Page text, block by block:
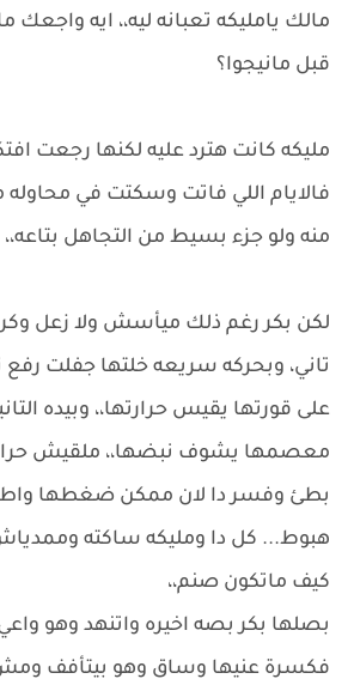
مالك يامليكه تعبانه ليه،، ايه واجعك
قبل مانيجوا؟
مليكه كانت هترد عليه لكنها رجعت
فالايام اللي فاتت وسكتت في
منه ولو جزء بسيط من التجاهل بتاعه،،
لكن بكر رغم ذلك ميأسش ولا زعل
تاني، وبحركه سريعه خلتها جفلت رفع
على قورتها يقيس حرارتها،، وبيده
معصمها يشوف نبضها،، ملقيش
بطئ وفسر دا لان ممكن ضغطها
هبوط... كل دا ومليكه ساكته
كيف ماتكون صنم،،
بصلها بكر بصه اخيره واتنهد وهو
فكسرة عنيها وساق وهو بيتأفف ومش